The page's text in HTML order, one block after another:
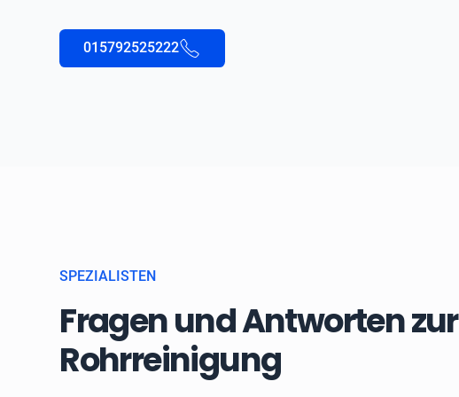
015792525222
SPEZIALISTEN
Fragen und Antworten zur
Rohrreinigung